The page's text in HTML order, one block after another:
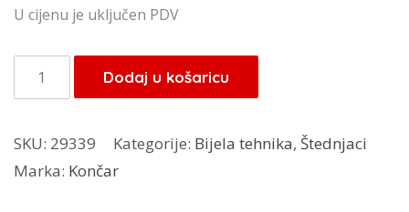
U cijenu je uključen PDV
Končar
štednjak
6022PIR4
količina
Dodaj u košaricu
SKU: 29339 Kategorije: Bijela tehnika, Štednjaci
Marka: Končar